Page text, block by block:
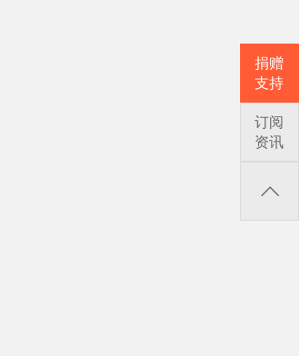
捐赠
支持
订阅
资讯